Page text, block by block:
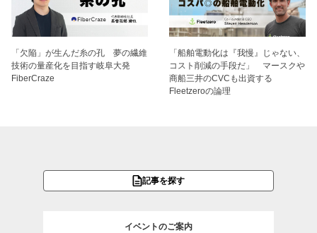
「欠陥」が生んだ糸の孔 夢の繊維
技術の量産化を目指す岐阜大発
FiberCraze
「船舶電動化は『我慢』じゃない、
コスト削減の手段だ」 マースクや
商船三井のCVCも出資する
Fleetzeroの論理
記事を探す
イベントのご案内